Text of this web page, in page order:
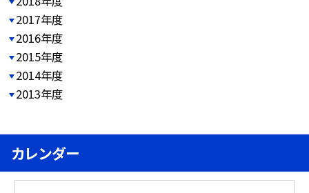
2017年度
2016年度
2015年度
2014年度
2013年度
カレンダー